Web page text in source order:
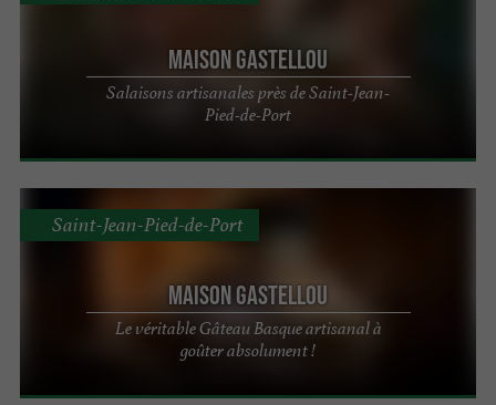
Maison Gastellou
Salaisons artisanales près de Saint-Jean-
Pied-de-Port
Maison Gastellou
Le véritable Gâteau Basque artisanal à
goûter absolument !
Saint-Jean-Pied-de-Port